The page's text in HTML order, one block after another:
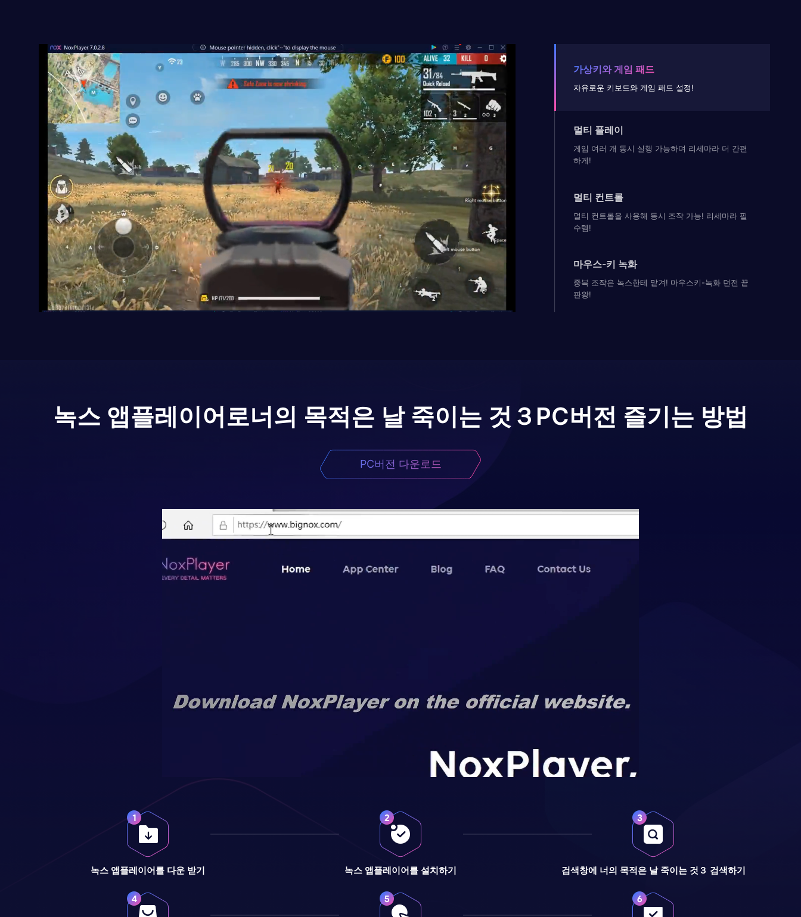
가상키와 게임 패드
자유로운 키보드와 게임 패드 설정!
멀티 플레이
게임 여러 개 동시 실행 가능하며 리세마라 더 간편
하게!
멀티 컨트롤
멀티 컨트롤을 사용해 동시 조작 가능! 리세마라 필
수템!
마우스-키 녹화
중복 조작은 녹스한테 맡겨! 마우스키-녹화 던전 끝
판왕!
녹스 앱플레이어로너의 목적은 날 죽이는 것３ PC버전 즐기는 방법
PC버전 다운로드
녹스 앱플레이어를 다운 받기 녹스 앱플레이어를 설치하기 검색창에 너의 목적은 날 죽이는 것３ 검색하기